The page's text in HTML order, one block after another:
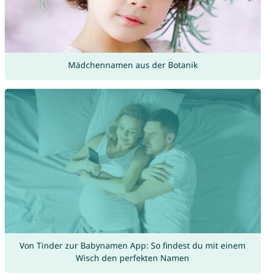
Mädchennamen aus der Botanik
Von Tinder zur Babynamen App: So findest du mit einem
Wisch den perfekten Namen